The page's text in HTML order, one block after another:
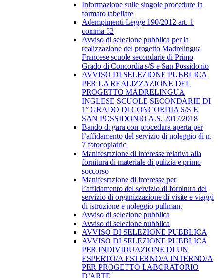
Informazione sulle singole procedure in
formato tabellare
Adempimenti Legge 190/2012 art. 1
comma 32
Avviso di selezione pubblica per la
realizzazione del progetto Madrelingua
Francese scuole secondarie di Primo
Grado di Concordia s/S e San Possidonio
AVVISO DI SELEZIONE PUBBLICA
PER LA REALIZZAZIONE DEL
PROGETTO MADRELINGUA
INGLESE SCUOLE SECONDARIE DI
1° GRADO DI CONCORDIA S/S E
SAN POSSIDONIO A.S. 2017/2018
Bando di gara con procedura aperta per
l’affidamento del servizio di noleggio di n.
7 fotocopiatrici
Manifestazione di interesse relativa alla
fornitura di materiale di pulizia e primo
soccorso
Manifestazione di interesse per
l’affidamento del servizio di fornitura del
servizio di organizzazione di visite e viaggi
di istruzione e noleggio pullman.
Avviso di selezione pubblica
Avviso di selezione pubblica
AVVISO DI SELEZIONE PUBBLICA
AVVISO DI SELEZIONE PUBBLICA
PER INDIVIDUAZIONE DI UN
ESPERTO/A ESTERNO/A INTERNO/A
PER PROGETTO LABORATORIO
D’ARTE